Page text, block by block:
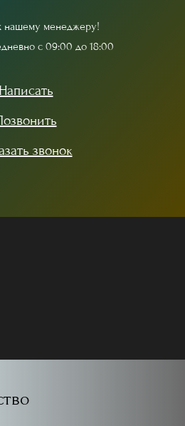
нашему менеджеру!
дневно с 09:00 до 18:00
Написать
звонок